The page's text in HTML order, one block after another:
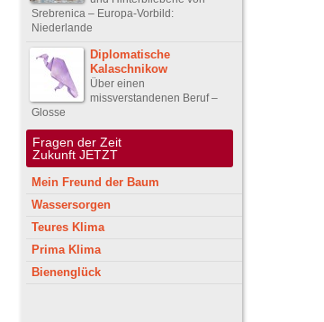
Srebrenica – Europa-Vorbild:
Niederlande
Diplomatische
Kalaschnikow
Über einen
missverstandenen Beruf –
Glosse
Fragen der Zeit
Zukunft JETZT
Mein Freund der Baum
Wassersorgen
Teures Klima
Prima Klima
Bienenglück